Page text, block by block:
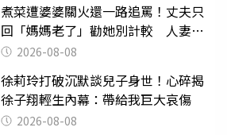
煮菜遭婆婆關火還一路追罵！丈夫只
回「媽媽老了」勸她別計較 人妻超
崩潰：我像台傭
2026-08-08
徐莉玲打破沉默談兒子身世！心碎揭
徐子翔輕生內幕：帶給我巨大哀傷
2026-08-08